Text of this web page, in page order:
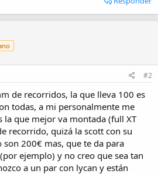
#2
de recorridos, la que lleva 100 es
todas, a mi personalmente me
la que mejor va montada (full XT
recorrido, quizá la scott con su
son 200€ mas, que te da para
ejemplo) y no creo que sea tan
a un par con lycan y están